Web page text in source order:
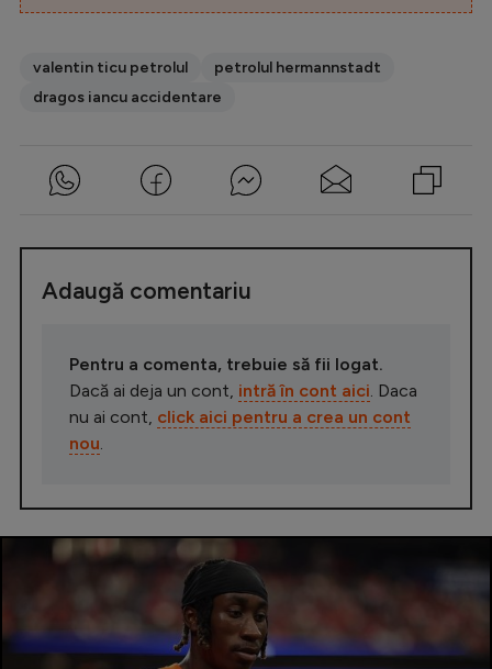
valentin ticu petrolul
petrolul hermannstadt
dragos iancu accidentare
Adaugă comentariu
Pentru a comenta, trebuie să fii logat.
Dacă ai deja un cont, intră în cont aici . Daca
nu ai cont, click aici pentru a crea un cont
nou